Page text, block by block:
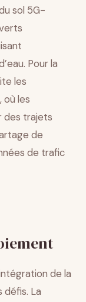
sol 5G-
Pour la
les
les
des trajets
de
de trafic
de la
La